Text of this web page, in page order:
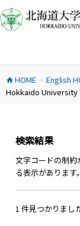
ン
テ
ス
キ
home HOME chevron_right English
Hokkaido University
検索結果
文字コードの制
る表示があります
1 件見つかりまし